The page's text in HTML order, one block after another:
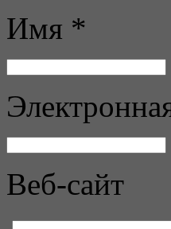
Имя *
Веб-сайт